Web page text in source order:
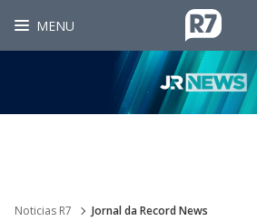
MENU
Noticias R7 Jornal da Record News